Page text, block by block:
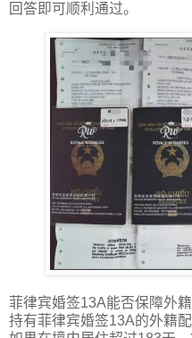
回答即可顺利通过。
菲律宾婚签13A能否保障外
持有菲律宾婚签13A的外籍